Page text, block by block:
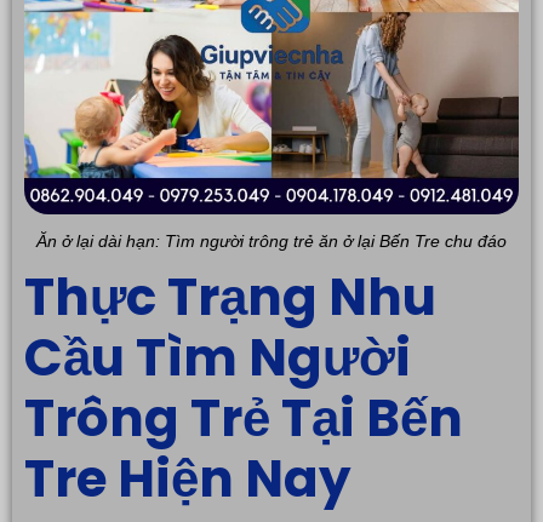
Ăn ở lại dài hạn: Tìm người trông trẻ ăn ở lại Bến Tre chu đáo
Thực Trạng Nhu
Cầu Tìm Người
Trông Trẻ Tại Bến
Tre Hiện Nay